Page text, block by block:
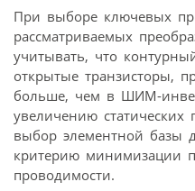
При выборе ключевых
рассматриваемых
учитывать, что
открытые транзисторы,
больше, чем в ШИМ-
увеличению статических
выбор элементной базы
критерию минимизации
проводимости.